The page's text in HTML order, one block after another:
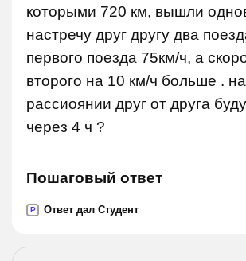
которыми 720 км, вышли
настречу друг другу два
первого поезда 75км/ч, а
второго на 10 км/ч больше .
рассиоянии друг от друга
через 4 ч ?
Пошаговый ответ
P Ответ дал Студент